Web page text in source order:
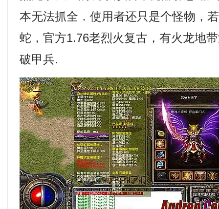
本无法抓全．使用者还只是个怪物，
蛇，官方1.76老烈火复古，有火龙地
破甲兵.